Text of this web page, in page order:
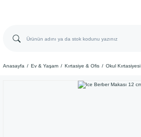
Anasayfa Ev & Yaşam Kırtasiye & Ofis Okul Kırtasiyesi